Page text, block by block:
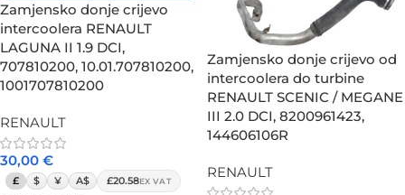
Zamjensko donje crijevo
intercoolera RENAULT
LAGUNA II 1.9 DCI,
707810200, 10.01.707810200,
1001707810200
RENAULT
30,00 €
£ $ ¥ A$ £20.58EX VAT
Zamjensko donje crijevo od
intercoolera do turbine
RENAULT SCENIC / MEGANE
III 2.0 DCI, 8200961423,
144606106R
RENAULT